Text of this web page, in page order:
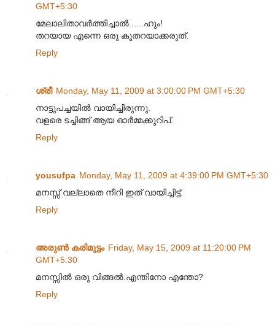
GMT+5:30
മേലാലിതാവർത്തിച്ചാൽ......ഹും!
തറയായ എന്നെ ഒരു കൂതറയാക്കരുത്.
Reply
ശ്രീ Monday, May 11, 2009 at 3:00:00 PM GMT+5:30
നാട്ടുപച്ചയില്‍ വായിച്ചിരുന്നു.
വളരെ ടച്ചിങ്ങ് ആയ ഓര്‍മ്മക്കുറിപ്.
Reply
yousufpa Monday, May 11, 2009 at 4:39:00 PM GMT+5:30
മനസ്സ് വല്ലാതെ നീറി ഇത് വായിച്ചിട്ട്.
Reply
അരുണ്‍ കരിമുട്ടം Friday, May 15, 2009 at 11:20:00 PM
GMT+5:30
മനസ്സില്‍ ഒരു വിങ്ങല്‍.എന്തിനോ എന്തോ?
Reply